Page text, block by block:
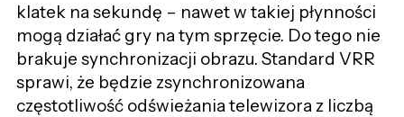
klatek na sekundę – nawet w takiej płynności
mogą działać gry na tym sprzęcie. Do tego nie
brakuje synchronizacji obrazu. Standard VRR
sprawi, że będzie zsynchronizowana
częstotliwość odświeżania telewizora z liczbą